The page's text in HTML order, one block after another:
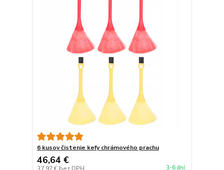
6 kusov čistenie kefy chrámového prachu
46,64 €
3-6 dní